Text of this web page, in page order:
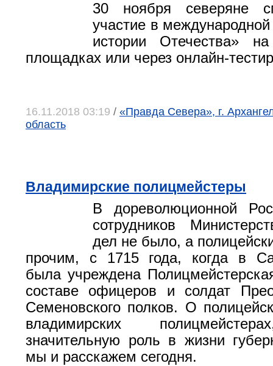
30 ноября северяне
участие в
истории Отечества»
площадках или через онлайн-
16.11.2018 03:19 / «Правда Севера», г.
область
Владимирские полицмейстеры
В дореволюционной
сотрудников
дел не было, а
прочим, с 1715 года, когда в
была учреждена
составе офицеров и солдат
Семеновского полков. О
владимирских
значительную роль в жизни
мы и расскажем сегодня.